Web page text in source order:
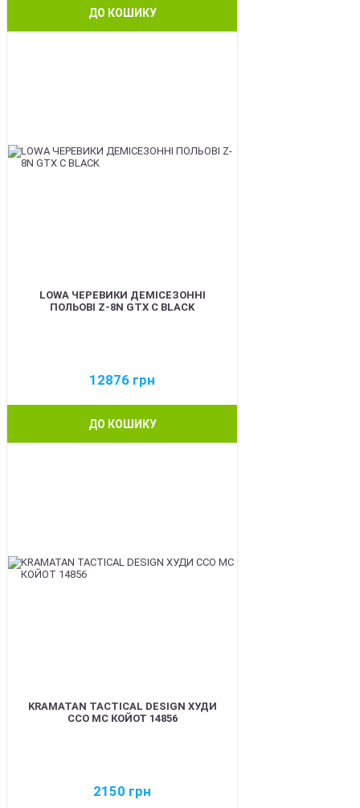
ДО КОШИКУ
LOWA ЧЕРЕВИКИ ДЕМІСЕЗОННІ
ПОЛЬОВІ Z-8N GTX C BLACK
12876 грн
ДО КОШИКУ
KRAMATAN TACTICAL DESIGN ХУДИ
ССО МС КОЙОТ 14856
2150 грн